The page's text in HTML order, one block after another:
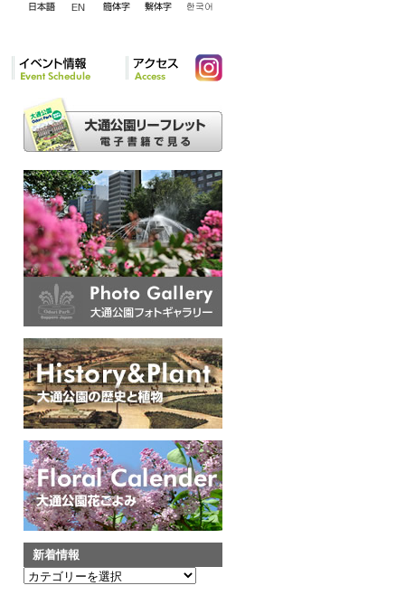
ス
新着情報
新